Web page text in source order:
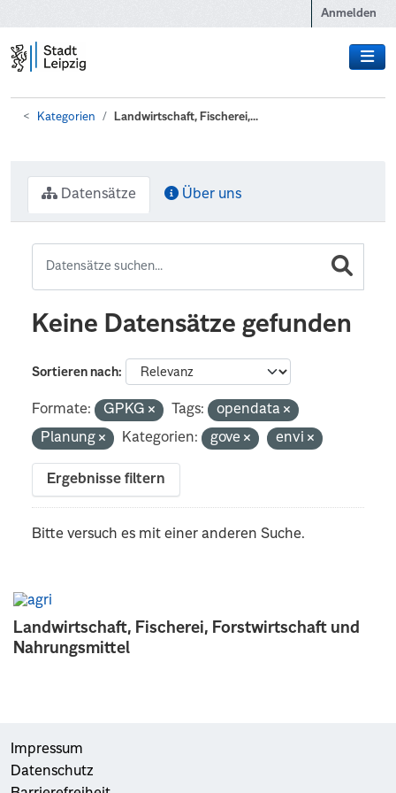
Anmelden
Kategorien Landwirtschaft, Fischerei,...
Landwirtschaft, Fischerei, Forstwirtschaft und
Nahrungsmittel
Datensätze Über uns
Keine Datensätze gefunden
Sortieren nach
Formate: GPKG Tags:
opendata
Planung
Kategorien: gove envi
Ergebnisse filtern
Bitte versuch es mit einer anderen Suche.
Impressum
Datenschutz